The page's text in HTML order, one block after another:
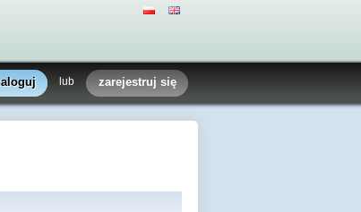
lub zarejestruj się